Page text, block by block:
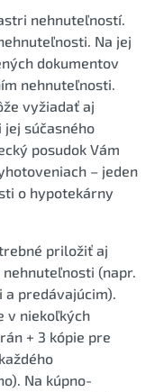
nehnuteľností.
Na jej
dokumentov
nehnuteľnosti.
vyžiadať aj
súčasného
posudok Vám
– jeden
o hypotekárny
priložiť aj
(napr.
a predávajúcim).
v niekoľkých
+ 3 kópie pre
Na kúpno-